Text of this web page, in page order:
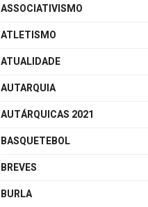
ASSOCIATIVISMO
ATLETISMO
ATUALIDADE
AUTARQUIA
AUTÁRQUICAS 2021
BASQUETEBOL
BREVES
BURLA